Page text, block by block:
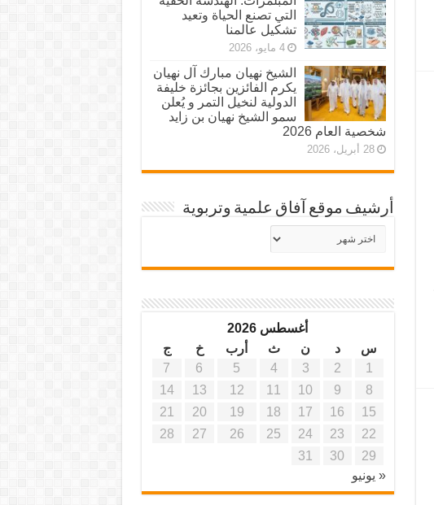
التي تصنع الحياة وتعيد
تشكيل عالمنا
4 مايو، 2026
الشيخ نهيان مبارك آل نهيان
يكرم الفائزين بجائزة خليفة
الدولية لنخيل التمر و يُعلن
سمو الشيخ نهيان بن زايد
شخصية العام 2026
28 أبريل، 2026
أرشيف موقع آفاق علمية وتربوية
أرشيف
موقع
أغسطس 2026
س
د ن ث أرب خ
ج
1
2
3
4
5
6
7
8
9
10
11
12
13
14
15
16
17
18
19
20
21
22
23
24
25
26
27
28
29
30
31
« يونيو